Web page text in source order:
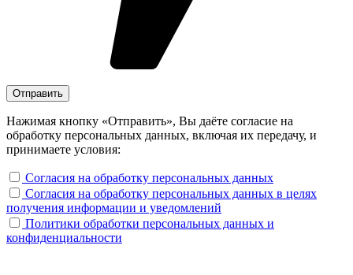
Нажимая кнопку «Отправить», Вы даёте согласие на
обработку персональных данных, включая их передачу, и
принимаете условия:
Согласия на обработку персональных данных
Согласия на обработку персональных данных в целях
получения информации и уведомлений
Политики обработки персональных данных и
конфиденциальности